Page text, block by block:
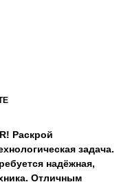
Раскрой
задача.
надёжная,
Отличным